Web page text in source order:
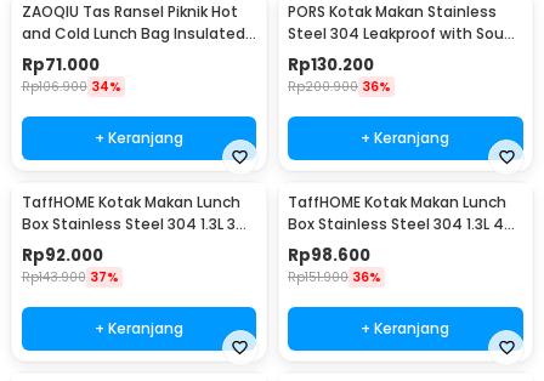
ZAOQIU Tas Ransel Piknik Hot
and Cold Lunch Bag Insulated
Backpack - YY29
Rp71.000
Rp106.900 34%
+ Keranjang
PORS Kotak Makan Stainless
Steel 304 Leakproof with Soup
Bowl 5 Grid - P-5
Rp130.200
Rp200.900 36%
+ Keranjang
TaffHOME Kotak Makan Lunch
Box Stainless Steel 304 1.3L 3
Grid - U-4
Rp92.000
Rp143.900 37%
+ Keranjang
TaffHOME Kotak Makan Lunch
Box Stainless Steel 304 1.3L 4
Grid - U-4
Rp98.600
Rp151.900 36%
+ Keranjang